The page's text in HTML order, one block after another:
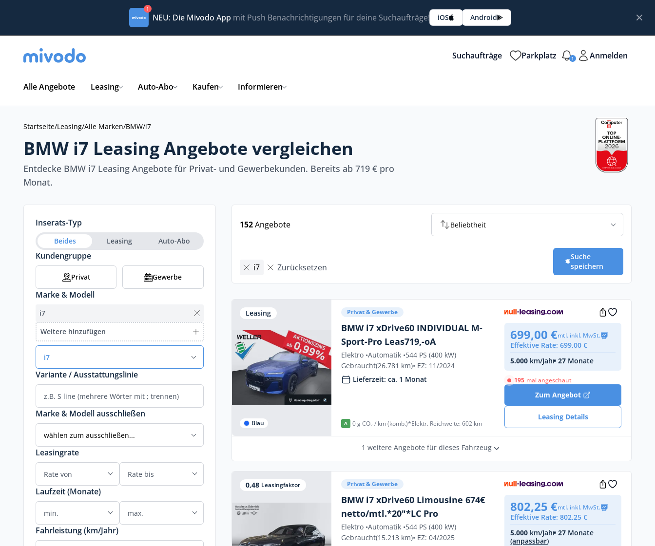
1
NEU: Die Mivodo App mit Push Benachrichtigungen für deine Suchaufträge! iOS Android
Suchaufträge Parkplatz 1 Anmelden
Alle Angebote Leasing Auto-Abo Kaufen Informieren
Startseite/Leasing/Alle Marken/BMW/i7
BMW i7 Leasing Angebote vergleichen
Entdecke BMW i7 Leasing Angebote für Privat- und Gewerbekunden. Bereits ab 719 € pro
Monat.
Inserats-Typ
Beides Leasing Auto-Abo
Kundengruppe
Privat Gewerbe
Marke & Modell
i7
Weitere hinzufügen
i7
Variante / Ausstattungslinie
Marke & Modell ausschließen
wählen zum ausschließen...
Leasingrate
Laufzeit (Monate)
Fahrleistung (km/Jahr)
152Angebote Beliebtheit
i7 Zurücksetzen
Suche
speichern
Leasing
Blau
Privat & Gewerbe
BMW i7 xDrive60 INDIVIDUAL M-
Sport-Pro Leas719,-oA
Elektro •Automatik •544 PS (400 kW)
Gebraucht(26.781 km)• EZ: 11/2024
Lieferzeit: ca. 1 Monat
A 0 g CO₂ / km (komb.)*Elektr. Reichweite: 602 km
699,00 €mtl. inkl. MwSt.
Effektive Rate: 699,00 €
5.000 km/Jahr• 27 Monate
195 mal angeschaut
Zum Angebot
Leasing Details
1 weitere Angebote für dieses Fahrzeug
0,48 Leasingfaktor Privat & Gewerbe
BMW i7 xDrive60 Limousine 674€
netto/mtl.*20"*LC Pro
Elektro •Automatik •544 PS (400 kW)
Gebraucht(15.213 km)• EZ: 04/2025
802,25 €mtl. inkl. MwSt.
Effektive Rate: 802,25 €
5.000 km/Jahr• 27 Monate
(anpassbar)